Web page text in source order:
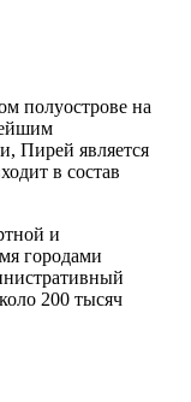
полуострове на
Пирей является
в состав
и
городами
200 тысяч